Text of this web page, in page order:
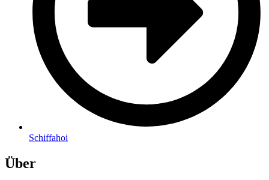
Schiffahoi
Über